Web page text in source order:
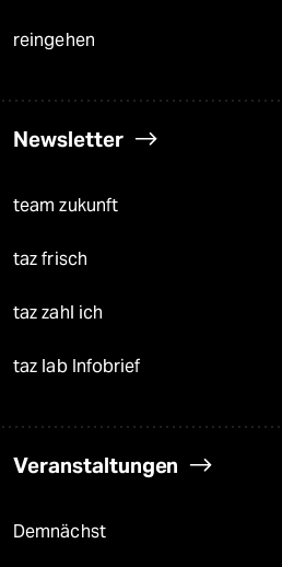
reingehen
Newsletter
team zukunft
taz frisch
taz zahl ich
taz lab Infobrief
Veranstaltungen
Demnächst